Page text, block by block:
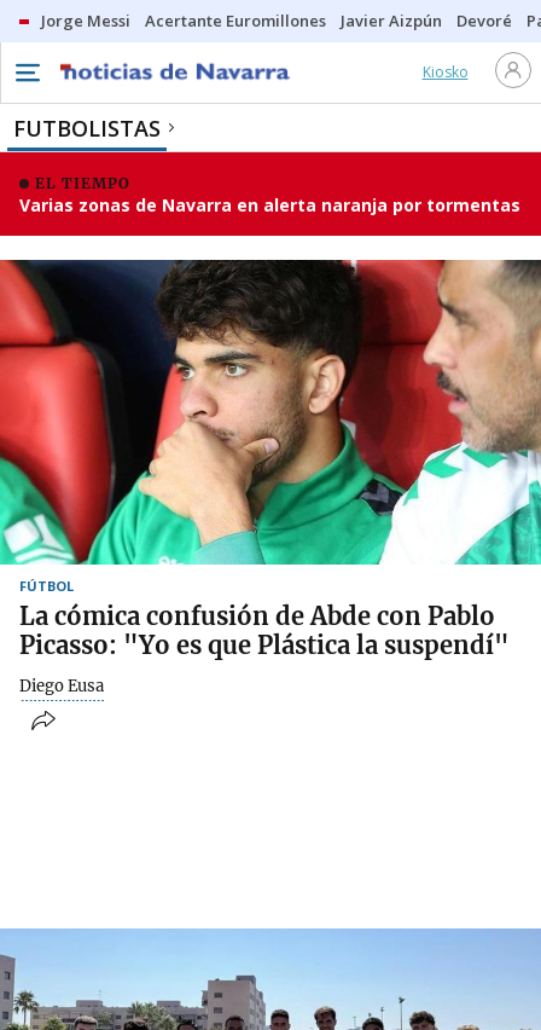
Jorge Messi Acertante Euromillones Javier Aizpún Devoré
Kiosko
FUTBOLISTAS
EL TIEMPO
Varias zonas de Navarra en alerta naranja por tormentas
FÚTBOL
La cómica confusión de Abde con Pablo
Picasso: "Yo es que Plástica la suspendí"
Diego Eusa